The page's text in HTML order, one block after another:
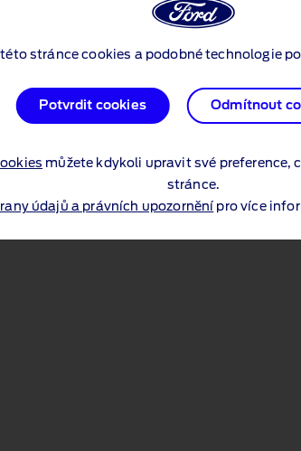
stránce cookies a podobné technologie
Potvrdit cookies Odmítnout
můžete kdykoli upravit své preference,
stránce.
údajů a právních upozornění pro více